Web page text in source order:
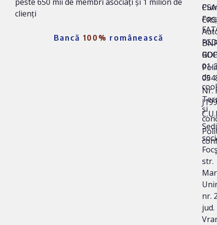
clienți
Bancă 100% românească
01-
Nr.
str.
nr.
jud.
de
și